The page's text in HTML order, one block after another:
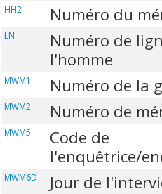
HH2 Numéro du
LN
Numéro de
l'homme
MWM1 Numéro de la
MWM2 Numéro de
MWM5
Code de
l'enquêtrice/
MWM6D Jour de